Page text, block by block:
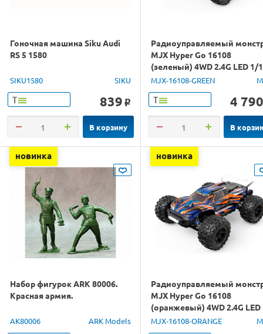
Гоночная машина Siku Audi
RS 5 1580
SIKU1580 SIKU
Т 839 o
В корзину
Радиоуправляемый
MJX Hyper Go 16108
(зеленый) 4WD 2.4G LED 1/
RTR
MJX-16108-GREEN
Т 4 790
В
новинка
Набор фигурок ARK 80006.
Красная армия.
AK80006 ARK Models
новинка
Радиоуправляемый
MJX Hyper Go 16108
(оранжевый) 4WD 2.4G LED
1/16 RTR
MJX-16108-ORANGE